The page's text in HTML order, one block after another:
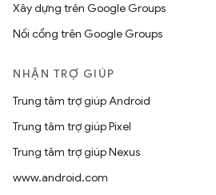
Xây dựng trên Google Groups
Nối cổng trên Google Groups
NHẬN TRỢ GIÚP
Trung tâm trợ giúp Android
Trung tâm trợ giúp Pixel
Trung tâm trợ giúp Nexus
www.android.com